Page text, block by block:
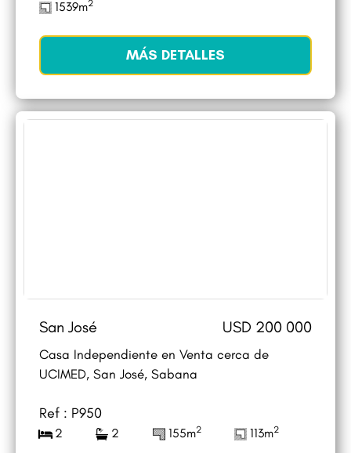
1539m2
MÁS DETALLES
San José USD 200 000
Casa Independiente en Venta cerca de
UCIMED, San José, Sabana
Ref : P950
2 2 155m2 113m2